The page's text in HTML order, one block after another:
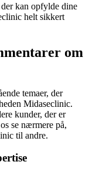
kan opfylde dine
helt sikkert
om
temaer, der
Midaseclinic.
kunder, der er
se nærmere på,
til andre.